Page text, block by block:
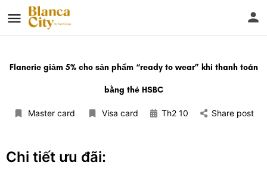
Flanerie giảm 5% cho sản phẩm “ready to wear” khi thanh toán
bằng thẻ HSBC
Master card Visa card Th2 10 Share post
Chi tiết ưu đãi: